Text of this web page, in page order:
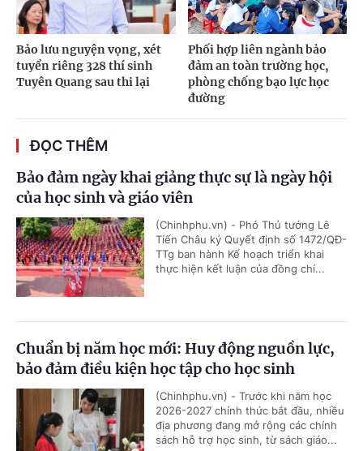
Bảo lưu nguyện vọng, xét
tuyển riêng 328 thí sinh
Tuyên Quang sau thi lại
Phối hợp liên ngành bảo
đảm an toàn trường học,
phòng chống bạo lực học
đường
ĐỌC THÊM
Bảo đảm ngày khai giảng thực sự là ngày hội
của học sinh và giáo viên
(Chinhphu.vn) - Phó Thủ tướng Lê
Tiến Châu ký Quyết định số 1472/QĐ-
TTg ban hành Kế hoạch triển khai
thực hiện kết luận của đồng chí...
Chuẩn bị năm học mới: Huy động nguồn lực,
bảo đảm điều kiện học tập cho học sinh
(Chinhphu.vn) - Trước khi năm học
2026-2027 chính thức bắt đầu, nhiều
địa phương đang mở rộng các chính
sách hỗ trợ học sinh, từ sách giáo...